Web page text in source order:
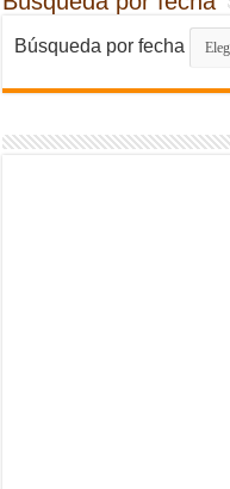
Búsqueda por fecha